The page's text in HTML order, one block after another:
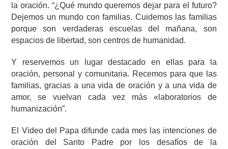
la oración. “¿Qué mundo queremos dejar para el futuro?
Dejemos un mundo con familias. Cuidemos las familias
porque son verdaderas escuelas del mañana, son
espacios de libertad, son centros de humanidad.
Y reservemos un lugar destacado en ellas para la
oración, personal y comunitaria. Recemos para que las
familias, gracias a una vida de oración y a una vida de
amor, se vuelvan cada vez más «laboratorios de
humanización”.
El Video del Papa difunde cada mes las intenciones de
oración del Santo Padre por los desafíos de la